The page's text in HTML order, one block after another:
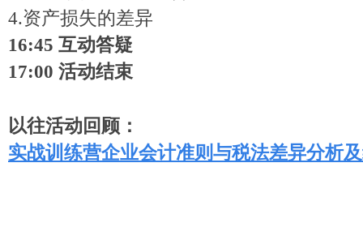
4.资产损失的差异
16:45 互动答疑
17:00 活动结束
以往活动回顾：
实战训练营企业会计准则与税法差异分析